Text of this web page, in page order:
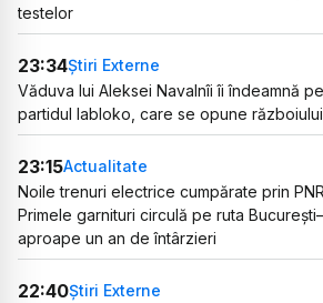
testelor
23:34Știri Externe
Văduva lui Aleksei Navalnîi îi îndeamnă
partidul Iabloko, care se opune
23:15Actualitate
Noile trenuri electrice cumpărate prin
Primele garnituri circulă pe ruta
aproape un an de întârzieri
22:40Știri Externe